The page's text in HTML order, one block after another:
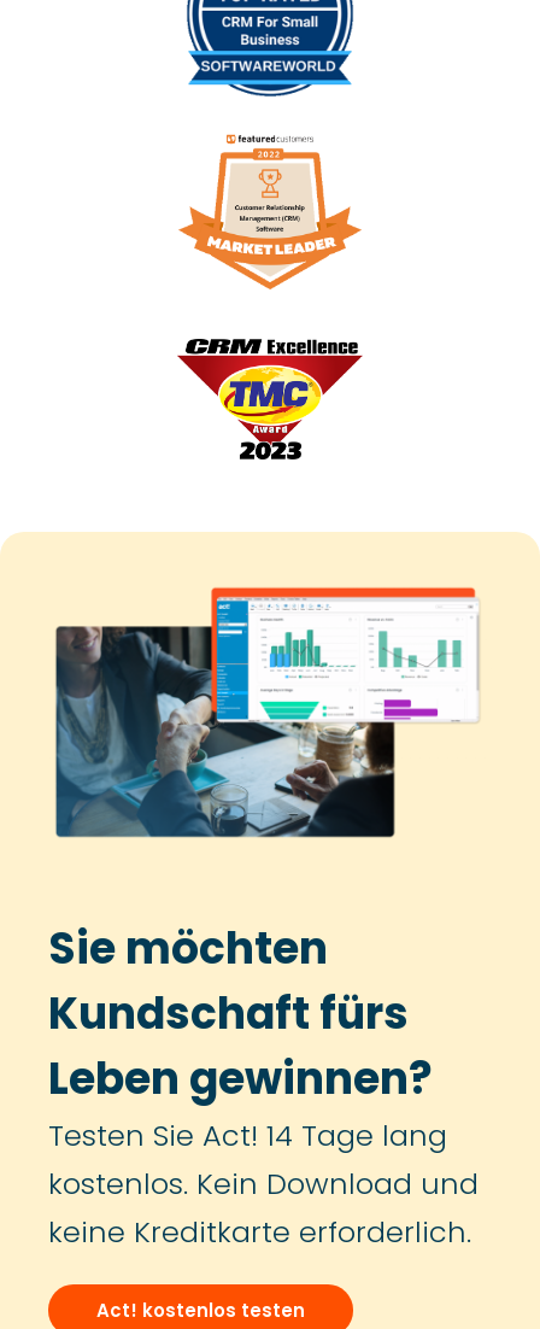
Sie möchten
Kundschaft fürs
Leben gewinnen?
Testen Sie Act! 14 Tage lang
kostenlos. Kein Download und
keine Kreditkarte erforderlich.
Act! kostenlos testen